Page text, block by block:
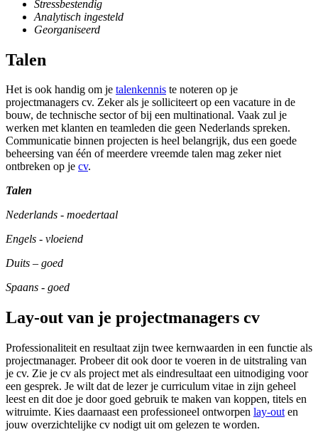
Stressbestendig
Analytisch ingesteld
Georganiseerd
Talen
Het is ook handig om je talenkennis te noteren op je
projectmanagers cv. Zeker als je solliciteert op een vacature in de
bouw, de technische sector of bij een multinational. Vaak zul je
werken met klanten en teamleden die geen Nederlands spreken.
Communicatie binnen projecten is heel belangrijk, dus een goede
beheersing van één of meerdere vreemde talen mag zeker niet
ontbreken op je cv.
Talen
Nederlands - moedertaal
Engels - vloeiend
Duits – goed
Spaans - goed
Lay-out van je projectmanagers cv
Professionaliteit en resultaat zijn twee kernwaarden in een functie als
projectmanager. Probeer dit ook door te voeren in de uitstraling van
je cv. Zie je cv als project met als eindresultaat een uitnodiging voor
een gesprek. Je wilt dat de lezer je curriculum vitae in zijn geheel
leest en dit doe je door goed gebruik te maken van koppen, titels en
witruimte. Kies daarnaast een professioneel ontworpen lay-out en
jouw overzichtelijke cv nodigt uit om gelezen te worden.